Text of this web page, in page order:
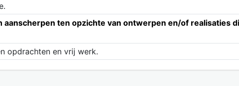
ten opzichte van ontwerpen en/of realisaties
opdrachten en vrij werk.